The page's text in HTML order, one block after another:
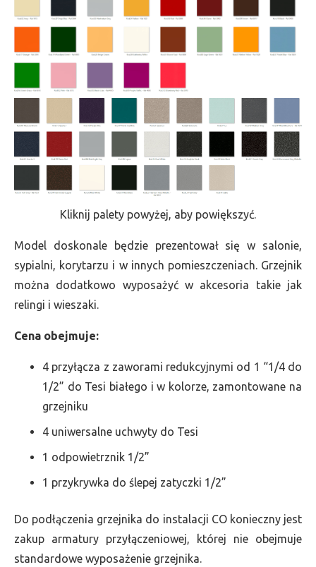
Kliknij palety powyżej, aby powiększyć.
Model doskonale będzie prezentował się w salonie,
sypialni, korytarzu i w innych pomieszczeniach. Grzejnik
można dodatkowo wyposażyć w akcesoria takie jak
relingi i wieszaki.
Cena obejmuje:
4 przyłącza z zaworami redukcyjnymi od 1 “1/4 do
1/2” do Tesi białego i w kolorze, zamontowane na
grzejniku
4 uniwersalne uchwyty do Tesi
1 odpowietrznik 1/2”
1 przykrywka do ślepej zatyczki 1/2”
Do podłączenia grzejnika do instalacji CO konieczny jest
zakup armatury przyłączeniowej, której nie obejmuje
standardowe wyposażenie grzejnika.